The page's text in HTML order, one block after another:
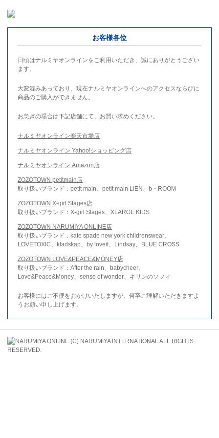
お客様各位
日頃はナルミヤオンラインをご利用いただき、誠にありがとうござい
ます。
大変混みあっており、現在ナルミヤオンラインへのアクセスならびに
商品のご購入ができません。
お急ぎの場合は下記店舗にて、お買い求めください。
ナルミヤオンライン楽天市場店
ナルミヤオンライン Yahoo!ショッピング店
ナルミヤオンライン Amazon店
ZOZOTOWN petitmain店
取り扱いブランド：petit main、petit main LIEN、b・ROOM
ZOZOTOWN X-girl Stages店
取り扱いブランド：X-girl Stages、XLARGE KIDS
ZOZOTOWN NARUMIYA ONLINE店
取り扱いブランド：kate spade new york childrenswear、
LOVETOXIC、kladskap、by loveit、Lindsay、BLUE CROSS
ZOZOTOWN LOVE&PEACE&MONEY店
取り扱いブランド：After the rain、babycheer、
Love&Peace&Money、sense of wonder、キリンのソフィ
お客様にはご不便をおかけいたしますが、何卒ご理解いただきますよ
うお願い申し上げます。